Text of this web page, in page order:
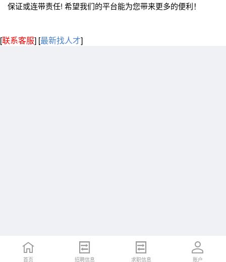
保证或连带责任! 希望我们的平台能为您带来更多的便利！
[联系客服] [最新找人才]
首页 招聘信息 求职信息 账户